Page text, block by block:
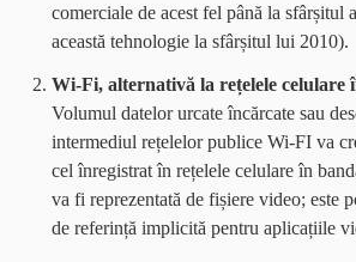
comerciale de acest fel până la sfârșitul
această tehnologie la sfârșitul lui 2010).
Wi-Fi, alternativă la rețelele
Volumul datelor urcate încărcate sau
intermediul rețelelor publice Wi-FI va
cel înregistrat în rețelele celulare în
va fi reprezentată de fișiere video; este
de referință implicită pentru aplicațiile